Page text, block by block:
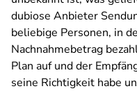
dubiose Anbieter
beliebige Personen, in
Nachnahmebetrag
Plan auf und der
seine Richtigkeit habe